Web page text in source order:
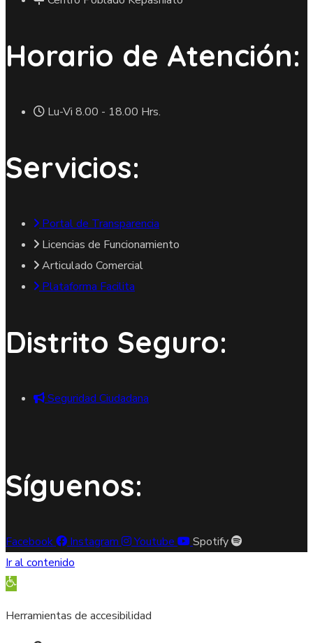
Horario de Atención:
Lu-Vi 8.00 - 18.00 Hrs.
Servicios:
Portal de Transparencia
Licencias de Funcionamiento
Articulado Comercial
Plataforma Facilita
Distrito Seguro:
Seguridad Ciudadana
Síguenos:
Facebook Instagram Youtube
Spotify
Ir al contenido
Abrir barra de herramientas
Herramientas de accesibilidad